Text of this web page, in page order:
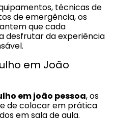
técnicas de
de emergência, os
que cada
desfrutar da experiência
em João
em joão pessoa, os
de colocar em prática
em sala de aula.